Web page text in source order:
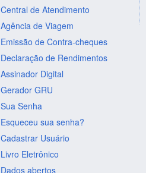
Central de Atendimento
Agência de Viagem
Emissão de Contra-cheques
Declaração de Rendimentos
Assinador Digital
Gerador GRU
Sua Senha
Esqueceu sua senha?
Cadastrar Usuário
Livro Eletrônico
Dados abertos